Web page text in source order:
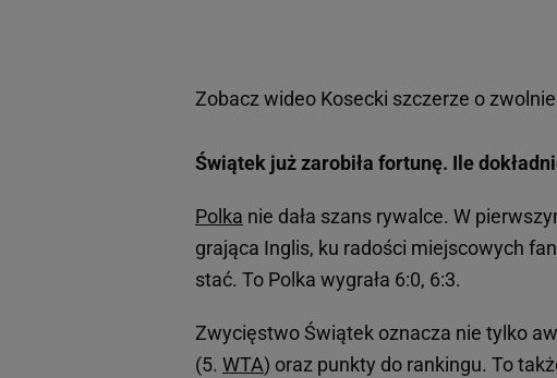
Zobacz wideo Kosecki szczerze o
Świątek już zarobiła fortunę. Ile
Polka nie dała szans rywalce. W
grająca Inglis, ku radości miejscowych
stać. To Polka wygrała 6:0, 6:3.
Zwycięstwo Świątek oznacza nie tylko
(5. WTA) oraz punkty do rankingu. To